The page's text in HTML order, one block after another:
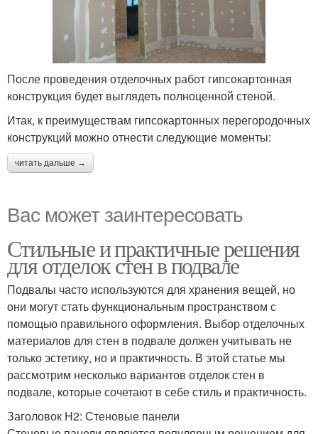
После проведения отделочных работ гипсокартонная
конструкция будет выглядеть полноценной стеной.
Итак, к преимуществам гипсокартонных перегородочных
конструкций можно отнести следующие моменты:
читать дальше →
Вас может заинтересовать
Стильные и практичные решения
для отделок стен в подвале
Подвалы часто используются для хранения вещей, но
они могут стать функциональным пространством с
помощью правильного оформления. Выбор отделочных
материалов для стен в подвале должен учитывать не
только эстетику, но и практичность. В этой статье мы
рассмотрим несколько вариантов отделок стен в
подвале, которые сочетают в себе стиль и практичность.
Заголовок H2: Стеновые панели